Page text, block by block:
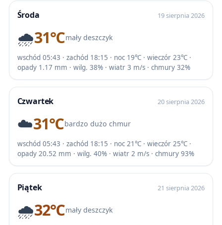
Środa 19 sierpnia 2026
🌧️31℃mały deszczyk
wschód 05:43 · zachód 18:15 · noc 19℃ · wieczór 23℃ ·
opady 1.17 mm · wilg. 38% · wiatr 3 m/s · chmury 32%
Czwartek 20 sierpnia 2026
☁️31℃bardzo dużo chmur
wschód 05:43 · zachód 18:15 · noc 21℃ · wieczór 25℃ ·
opady 20.52 mm · wilg. 40% · wiatr 2 m/s · chmury 93%
Piątek 21 sierpnia 2026
🌧️32℃mały deszczyk